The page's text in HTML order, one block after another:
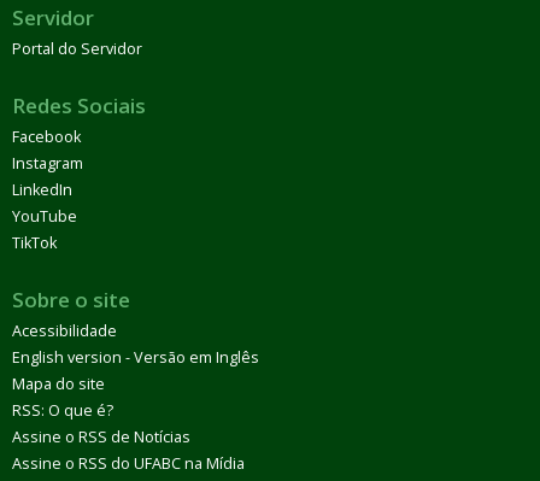
Servidor
Portal do Servidor
Redes Sociais
Facebook
Instagram
LinkedIn
YouTube
TikTok
Sobre o site
Acessibilidade
English version - Versão em Inglês
Mapa do site
RSS: O que é?
Assine o RSS de Notícias
Assine o RSS do UFABC na Mídia